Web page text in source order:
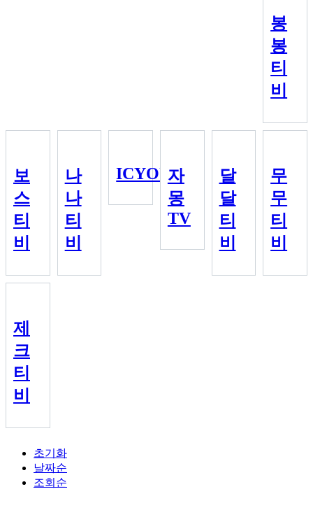
봉
봉
티
비
보
스
티
비
나
나
티
비
ICYOU자
몽
TV
달
달
티
비
무
무
티
비
제
크
티
비
초기화
날짜순
조회순